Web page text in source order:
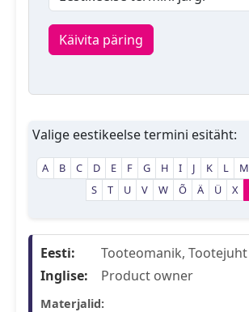
Käivita päring
Valige eestikeelse termini esitäht:
A B C D E F G H I J K L M
S
T U V W Õ Ä Ü X
Eesti:
Tooteomanik, Tootejuht
Inglise:
Product owner
Materjalid: